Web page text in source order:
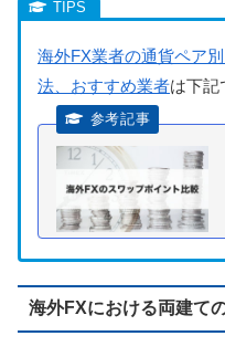
海外FX業者の通貨ペア
法、おすすめ業者は下記
海外FXにおける両建て